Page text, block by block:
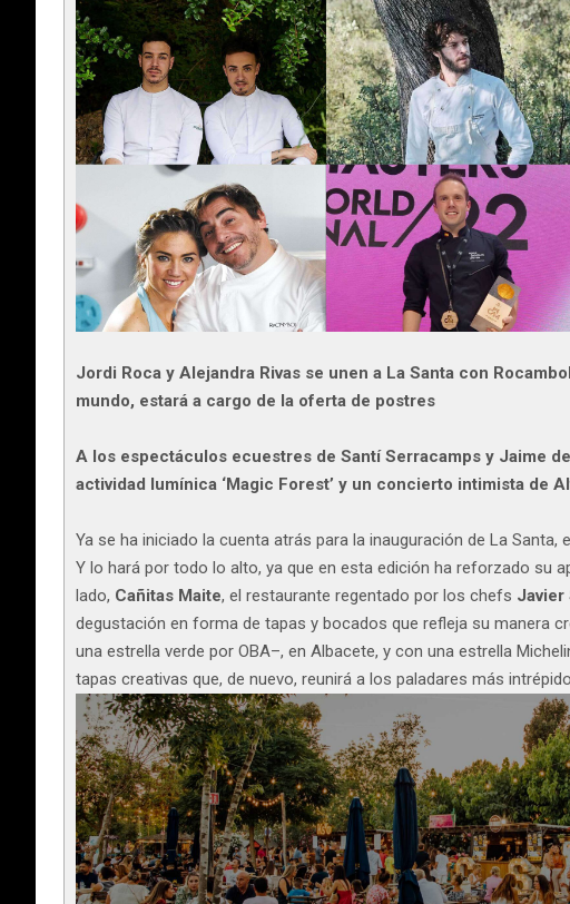
Jordi Roca y Alejandra Rivas se unen a La Santa con
mundo, estará a cargo de la oferta de postres
A los espectáculos ecuestres de Santí Serracamps y Jaime
actividad lumínica ‘Magic Forest’ y un concierto intimista de
Ya se ha iniciado la cuenta atrás para la inauguración de La
Y lo hará por todo lo alto, ya que en esta edición ha reforzado su
lado, Cañitas Maite, el restaurante regentado por los chefs Javier
degustación en forma de tapas y bocados que refleja su manera
una estrella verde por OBA–, en Albacete, y con una estrella
tapas creativas que, de nuevo, reunirá a los paladares más